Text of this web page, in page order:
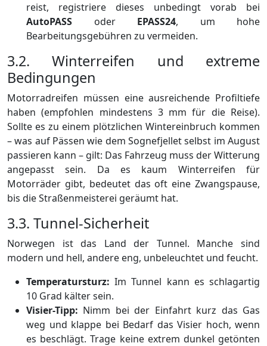
reist, registriere dieses unbedingt vorab bei
AutoPASS oder EPASS24, um hohe
Bearbeitungsgebühren zu vermeiden.
3.2. Winterreifen und extreme
Bedingungen
Motorradreifen müssen eine ausreichende Profiltiefe
haben (empfohlen mindestens 3 mm für die Reise).
Sollte es zu einem plötzlichen Wintereinbruch kommen
– was auf Pässen wie dem Sognefjellet selbst im August
passieren kann – gilt: Das Fahrzeug muss der Witterung
angepasst sein. Da es kaum Winterreifen für
Motorräder gibt, bedeutet das oft eine Zwangspause,
bis die Straßenmeisterei geräumt hat.
3.3. Tunnel-Sicherheit
Norwegen ist das Land der Tunnel. Manche sind
modern und hell, andere eng, unbeleuchtet und feucht.
Temperatursturz: Im Tunnel kann es schlagartig
10 Grad kälter sein.
Visier-Tipp: Nimm bei der Einfahrt kurz das Gas
weg und klappe bei Bedarf das Visier hoch, wenn
es beschlägt. Trage keine extrem dunkel getönten